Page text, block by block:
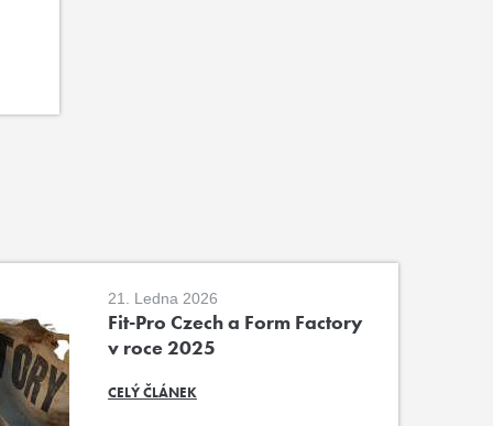
21. Ledna 2026
Fit-Pro Czech a Form Factory
v roce 2025
CELÝ ČLÁNEK